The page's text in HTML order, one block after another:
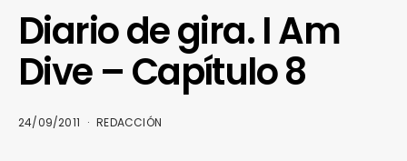
Diario de gira. I Am
Dive – Capítulo 8
24/09/2011 REDACCIÓN